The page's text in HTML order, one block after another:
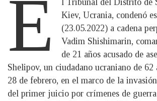
E
l Tribunal del Distrito de
Kiev, Ucrania, condenó
(23.05.2022) a cadena
Vadim Shishimarin,
de 21 años acusado de
Shelipov, un ciudadano ucraniano de 62
28 de febrero, en el marco de la
del primer juicio por crímenes de